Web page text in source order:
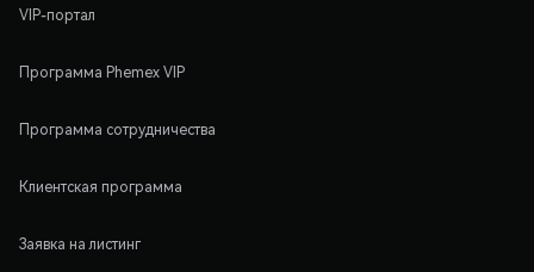
VIP-портал
Программа Phemex VIP
Программа сотрудничества
Клиентская программа
Заявка на листинг